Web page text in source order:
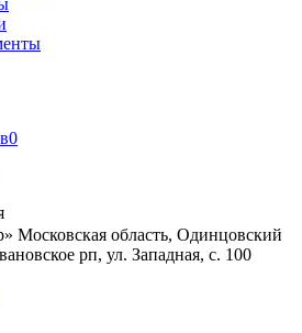
0
Московская область, Одинцовский
рп, ул. Западная, с. 100